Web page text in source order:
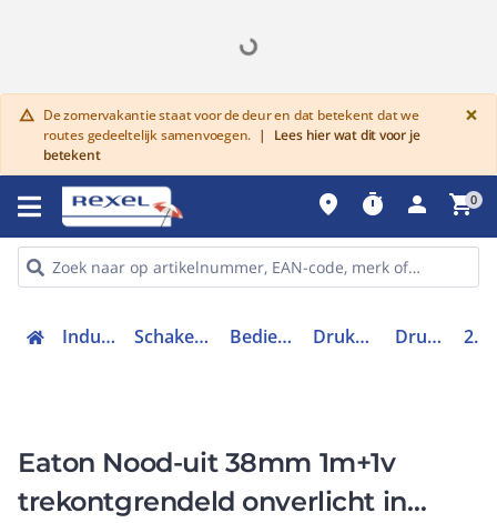
warning De zomervakantie staat voor de deur en dat betekent dat we
routes gedeeltelijk samenvoegen. |
Lees hier wat dit voor je
betekent
×
place timer person shopping_cart0
Industriele componenten Schakelen, bedienen en signaleren Bedieningen en signaleringen Drukknoppen en toebehoren Drukknopkast compleet 216525
Eaton Nood-uit 38mm 1m+1v
trekontgrendeld onverlicht in